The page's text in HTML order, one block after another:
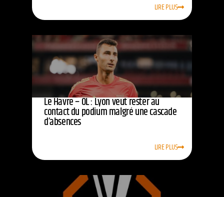
LIRE PLUS
Le Havre – OL : Lyon veut rester au
contact du podium malgré une cascade
d’absences
LIRE PLUS